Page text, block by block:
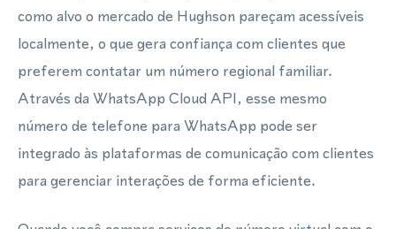
como alvo o mercado de Hughson pareçam acessíveis
localmente, o que gera confiança com clientes que
preferem contatar um número regional familiar.
Através da WhatsApp Cloud API, esse mesmo
número de telefone para WhatsApp pode ser
integrado às plataformas de comunicação com clientes
para gerenciar interações de forma eficiente.